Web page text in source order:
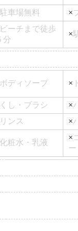
駐車場無料 ×
ビーチまで徒歩
分
×
ボディソープ ×
くし・ブラシ ×
リンス ×
化粧水・乳液
×
ー